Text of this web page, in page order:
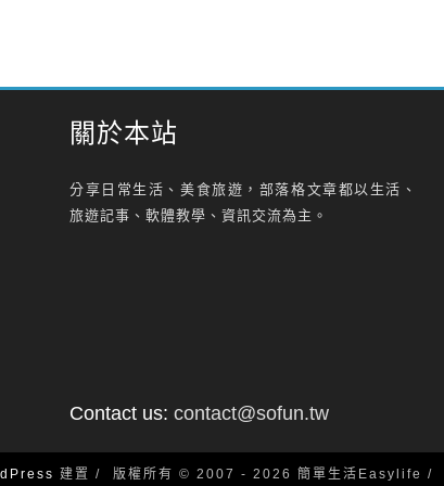
關於本站
分享日常生活、美食旅遊，部落格文章都以生活、
旅遊記事、軟體教學、資訊交流為主。
Contact us: contact@sofun.tw
建置 版權所有 © 2007 - 2026 簡單生活Easylife